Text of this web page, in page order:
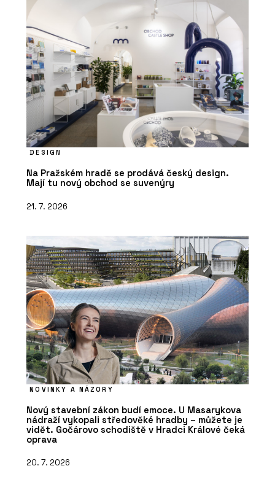
DESIGN
Na Pražském hradě se prodává český design.
Mají tu nový obchod se suvenýry
21. 7. 2026
NOVINKY A NÁZORY
Nový stavební zákon budí emoce. U Masarykova
nádraží vykopali středověké hradby – můžete je
vidět. Gočárovo schodiště v Hradci Králové čeká
oprava
20. 7. 2026